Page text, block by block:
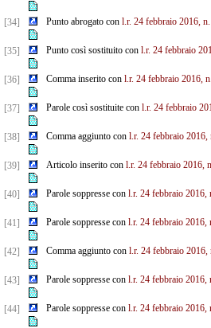
[34] Punto abrogato con l.r. 24 febbraio 2016,
[35] Punto così sostituito con l.r. 24 febbraio
[36] Comma inserito con l.r. 24 febbraio 2016,
[37] Parole così sostituite con l.r. 24 febbraio
[38] Comma aggiunto con l.r. 24 febbraio 2016,
[39] Articolo inserito con l.r. 24 febbraio 2016,
[40] Parole soppresse con l.r. 24 febbraio 2016,
[41] Parole soppresse con l.r. 24 febbraio 2016,
[42] Comma aggiunto con l.r. 24 febbraio 2016,
[43] Parole soppresse con l.r. 24 febbraio 2016,
[44] Parole soppresse con l.r. 24 febbraio 2016,